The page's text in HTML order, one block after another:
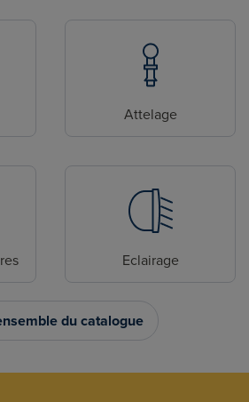
Attelage
Eclairage
du catalogue